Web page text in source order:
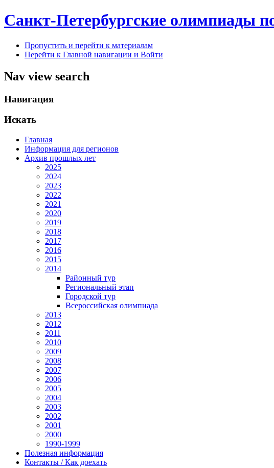
Санкт-Петербургские олимпиады
Пропустить и перейти к материалам
Перейти к Главной навигации и Войти
Nav view search
Навигация
Искать
Главная
Информация для регионов
Архив прошлых лет
2025
2024
2023
2022
2021
2020
2019
2018
2017
2016
2015
2014
Районный тур
Региональный этап
Городской тур
Всероссийская олимпиада
2013
2012
2011
2010
2009
2008
2007
2006
2005
2004
2003
2002
2001
2000
1990-1999
Полезная информация
Контакты / Как доехать